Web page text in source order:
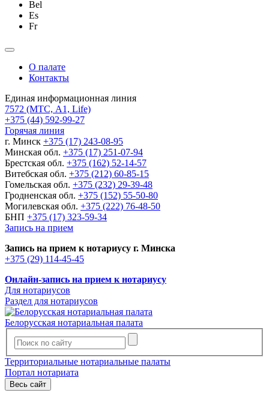
Bel
Es
Fr
О палате
Контакты
Единая информационная линия
7572 (МТС, A1, Life)
+375 (44) 592-99-27
Горячая линия
г. Минск +375 (17) 243-08-95
Минская обл. +375 (17) 251-07-94
Брестская обл. +375 (162) 52-14-57
Витебская обл. +375 (212) 60-85-15
Гомельская обл. +375 (232) 29-39-48
Гродненская обл. +375 (152) 55-50-80
Могилевская обл. +375 (222) 76-48-50
БНП +375 (17) 323-59-34
Запись на прием
Запись на прием к нотариусу г. Минска
+375 (29) 114-45-45
Онлайн-запись на прием к нотариусу
Для нотариусов
Раздел для нотариусов
Белорусская нотариальная палата
Территориальные нотариальные палаты
Портал нотариата
Весь сайт